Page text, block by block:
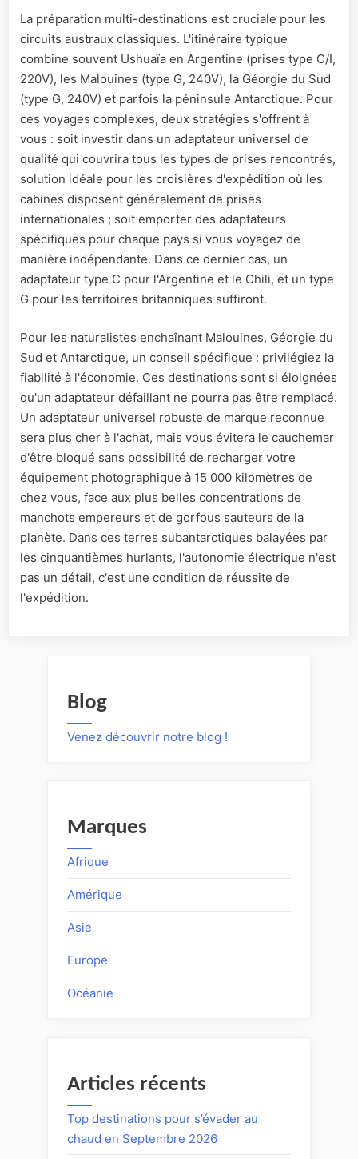
La préparation multi-destinations est cruciale pour les
circuits austraux classiques. L'itinéraire typique
combine souvent Ushuaïa en Argentine (prises type C/I,
220V), les Malouines (type G, 240V), la Géorgie du Sud
(type G, 240V) et parfois la péninsule Antarctique. Pour
ces voyages complexes, deux stratégies s'offrent à
vous : soit investir dans un adaptateur universel de
qualité qui couvrira tous les types de prises rencontrés,
solution idéale pour les croisières d'expédition où les
cabines disposent généralement de prises
internationales ; soit emporter des adaptateurs
spécifiques pour chaque pays si vous voyagez de
manière indépendante. Dans ce dernier cas, un
adaptateur type C pour l'Argentine et le Chili, et un type
G pour les territoires britanniques suffiront.
Pour les naturalistes enchaînant Malouines, Géorgie du
Sud et Antarctique, un conseil spécifique : privilégiez la
fiabilité à l'économie. Ces destinations sont si éloignées
qu'un adaptateur défaillant ne pourra pas être remplacé.
Un adaptateur universel robuste de marque reconnue
sera plus cher à l'achat, mais vous évitera le cauchemar
d'être bloqué sans possibilité de recharger votre
équipement photographique à 15 000 kilomètres de
chez vous, face aux plus belles concentrations de
manchots empereurs et de gorfous sauteurs de la
planète. Dans ces terres subantarctiques balayées par
les cinquantièmes hurlants, l'autonomie électrique n'est
pas un détail, c'est une condition de réussite de
l'expédition.
Blog
Venez découvrir notre blog !
Marques
Afrique
Amérique
Asie
Europe
Océanie
Articles récents
Top destinations pour s’évader au
chaud en Septembre 2026